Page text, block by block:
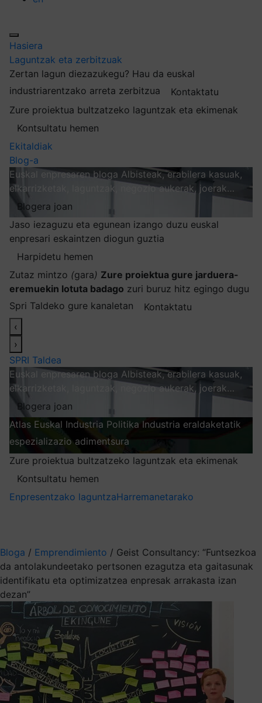
Hasiera
Laguntzak eta zerbitzuak
Zertan lagun diezazukegu? Hau da euskal
industriarentzako arreta zerbitzua
Kontaktatu
Zure proiektua bultzatzeko laguntzak eta ekimenak
Kontsultatu hemen
Ekitaldiak
Blog-a
Euskal enpresaren bloga Albisteak, erabilera kasuak,
elkarrizketak, laguntzak, negozio aukerak, joerak…
Blogera joan
Jaso iezaguzu eta egunean izango duzu euskal
enpresari eskaintzen diogun guztia
Harpidetu hemen
Zutaz mintzo (gara) Zure proiektua gure jarduera-
eremuekin lotuta badago zuri buruz hitz egingo dugu
Spri Taldeko gure kanaletan
Kontaktatu
‹
›
SPRI Taldea
Euskal enpresaren bloga Albisteak, erabilera kasuak,
elkarrizketak, laguntzak, negozio aukerak, joerak…
Blogera joan
Atlas Euskal Industria Politika Industria eraldaketatik
espezializazio adimentsura
Zure proiektua bultzatzeko laguntzak eta ekimenak
Kontsultatu hemen
Enpresentzako laguntzaHarremanetarako
Bloga / Emprendimiento / Geist Consultancy: “Funtsezkoa
da antolakundeetako pertsonen ezagutza eta gaitasunak
identifikatu eta optimizatzea enpresak arrakasta izan
dezan”